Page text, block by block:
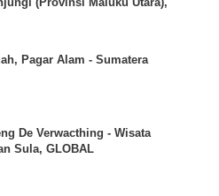
Pagar Alam - Sumatera
De Verwacthing - Wisata
Sula, GLOBAL